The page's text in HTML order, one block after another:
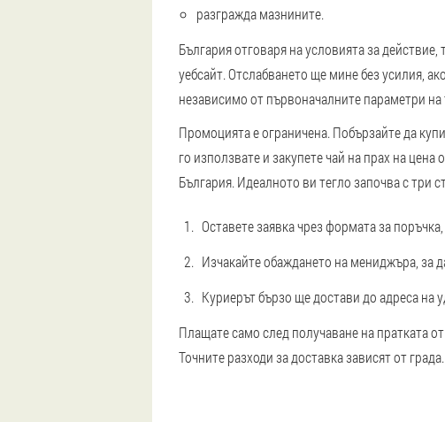
разгражда мазнините.
България отговаря на условията за
уебсайт. Отслабването ще мине без усилия,
независимо от първоначалните параметри на
Промоцията е ограничена. Побързайте да
го използвате и закупете чай на прах на
България. Идеалното ви тегло започва с три
Оставете заявка чрез формата за
Изчакайте обаждането на мениджъра, за
Куриерът бързо ще достави до адреса на
Плащате само след получаване на пратката
Точните разходи за доставка зависят от